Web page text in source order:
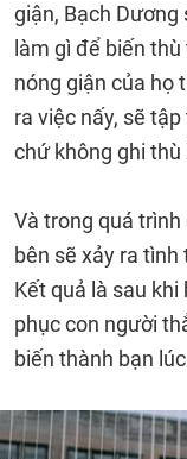
giận, Bạch Dương
làm gì để biến
nóng giận của họ
ra việc nấy, sẽ
chứ không ghi thù
Và trong quá
bên sẽ xảy ra tình
Kết quả là sau
phục con người
biến thành bạn